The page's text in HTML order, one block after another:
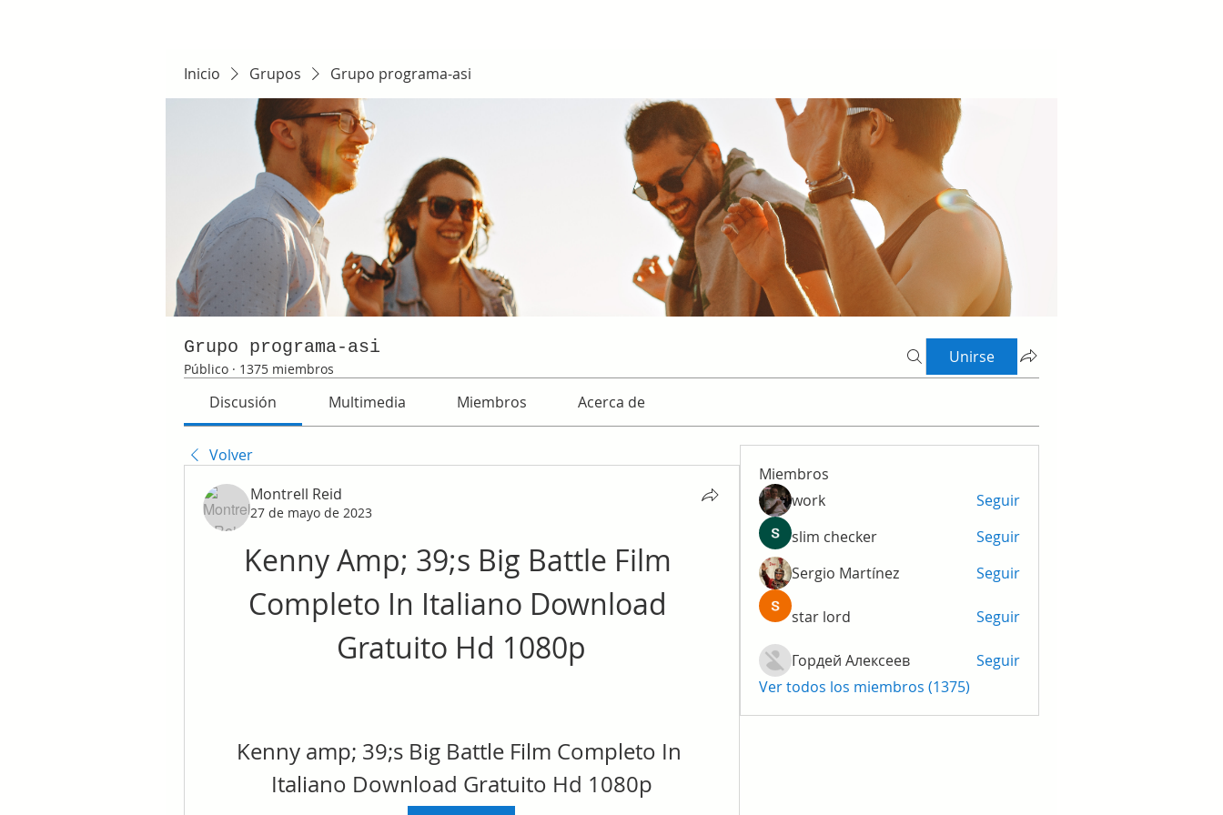
Inicio Grupos Grupo programa-asi
Grupo programa-asi
Público · 1375 miembros
Unirse
Discusión Multimedia Miembros Acerca de
Volver
Montrell Reid
27 de mayo de 2023
Kenny Amp; 39;s Big Battle Film
Completo In Italiano Download
Gratuito Hd 1080p
Kenny amp; 39;s Big Battle Film Completo In
Italiano Download Gratuito Hd 1080p
Miembros
work
Seguir
slim checker
Seguir
Sergio Martínez
Seguir
star lord Seguir
Гордей Алексеев
Seguir
Ver todos los miembros (1375)